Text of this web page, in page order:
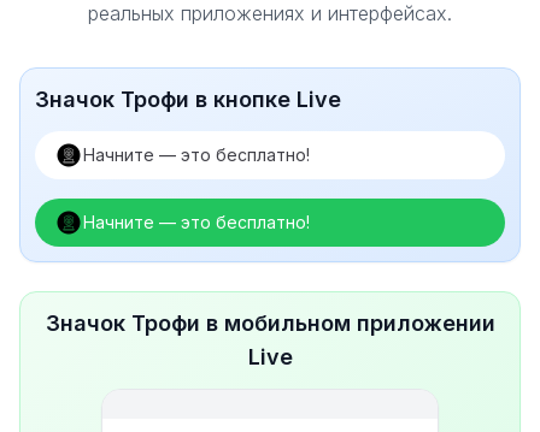
реальных приложениях и интерфейсах.
Значок Трофи в кнопке Live
Начните — это бесплатно!
Начните — это бесплатно!
Значок Трофи в мобильном приложении
Live